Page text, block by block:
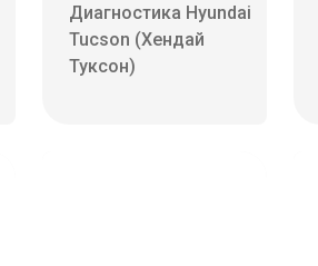
Диагностика Hyundai
Tucson (Хендай
Туксон)